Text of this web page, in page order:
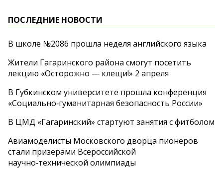
ПОСЛЕДНИЕ НОВОСТИ
В школе №2086 прошла неделя английского языка
Жители Гагаринского района смогут посетить
лекцию «Осторожно — клещи!» 2 апреля
В Губкинском университете прошла конференция
«Социально‑гуманитарная безопасность России»
В ЦМД «Гагаринский» стартуют занятия с фитболом
Авиамоделисты Московского дворца пионеров
стали призерами Всероссийской
научно‑технической олимпиады